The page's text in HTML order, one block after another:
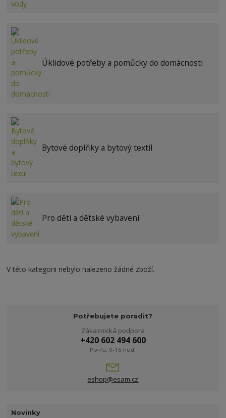
Úklidové potřeby a pomůcky do domácnosti
Bytové doplňky a bytový textil
Pro děti a dětské vybavení
V této kategorii nebylo nalezeno žádné zboží.
Potřebujete poradit?
Zákaznická podpora
+420 602 494 600
Po-Pá, 9-16 hod.
eshop@esam.cz
Novinky